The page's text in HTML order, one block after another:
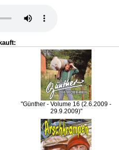
"Günther - Volume 16 (2.6.2009 -
29.9.2009)"